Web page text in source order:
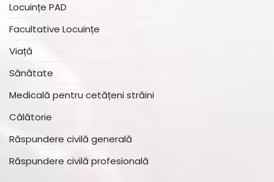
Locuințe PAD
Facultative Locuințe
Viață
Sănătate
Medicală pentru cetățeni străini
Călătorie
Răspundere civilă generală
Răspundere civilă profesională